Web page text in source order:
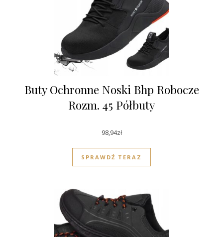
Buty Ochronne Noski Bhp Robocze
Rozm. 45 Półbuty
98,94zł
SPRAWDŹ TERAZ